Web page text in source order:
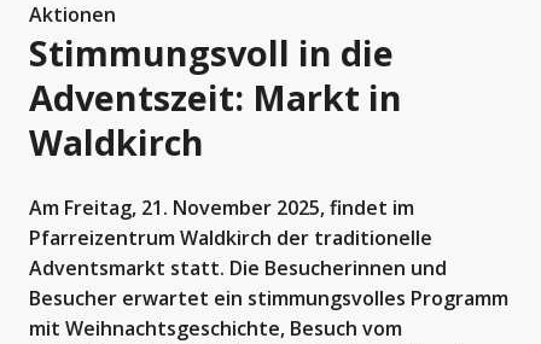
Aktionen
Stimmungsvoll in die
Adventszeit: Markt in
Waldkirch
Am Freitag, 21. November 2025, findet im
Pfarreizentrum Waldkirch der traditionelle
Adventsmarkt statt. Die Besucherinnen und
Besucher erwartet ein stimmungsvolles Programm
mit Weihnachtsgeschichte, Besuch vom